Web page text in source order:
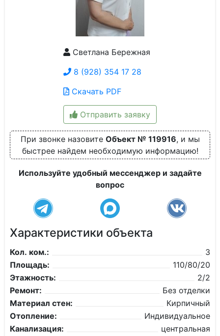
Светлана Бережная
8 (928) 354 17 28
Скачать PDF
Отправить заявку
При звонке назовите Объект № 119916, и мы
быстрее найдем необходимую информацию!
Используйте удобный мессенджер и задайте
вопрос
Характеристики объекта
Кол. ком.:
3
Площадь:
110/80/20
Этажность:
2/2
Ремонт:
Без отделки
Материал стен:
Кирпичный
Отопление:
Индивидуальное
Канализация:
центральная